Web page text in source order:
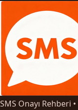
SMS Onayı Rehberi •